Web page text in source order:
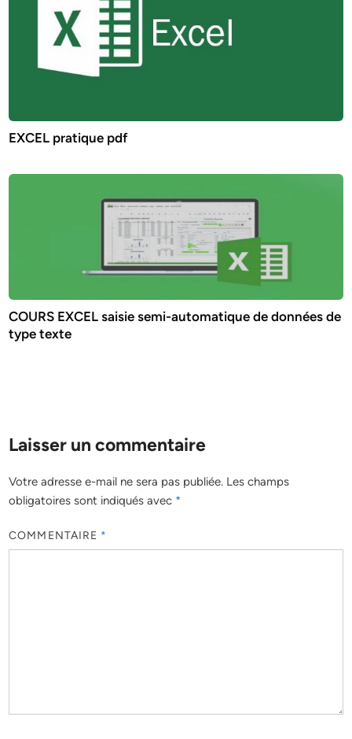
EXCEL pratique pdf
COURS EXCEL saisie semi-automatique de données de
type texte
Laisser un commentaire
Votre adresse e-mail ne sera pas publiée. Les champs
obligatoires sont indiqués avec *
COMMENTAIRE *